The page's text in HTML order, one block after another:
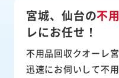
宮城、仙台の不
レにお任せ！
不用品回収クオーレ
迅速にお伺いして不